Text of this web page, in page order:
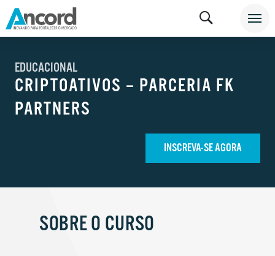
EDUCACIONAL
CRIPTOATIVOS – PARCERIA FK
PARTNERS
INSCREVA-SE AGORA
SOBRE O CURSO